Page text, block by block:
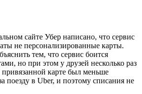
сайте Убер написано, что сервис
не персонализированные карты.
тем, что сервис боится
но при этом у друзей несколько раз
привязанной карте был меньше
поезду в Uber, и поэтому списания не